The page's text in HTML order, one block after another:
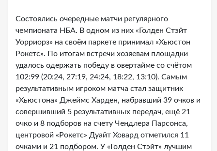
Состоялись очередные матчи регулярного
чемпионата НБА. В одном из них «Голден Стэйт
Уорриорз» на своём паркете принимал «Хьюстон
Рокетс». По итогам встречи хозяевам площадки
удалось одержать победу в овертайме со счётом
102:99 (20:24, 27:19, 24:24, 18:22, 13:10). Самым
результативным игроком матча стал защитник
«Хьюстона» Джеймс Харден, набравший 39 очков и
совершивший 5 результативных передач, ещё 21
очко и 8 подборов на счету Чендлера Парсонса,
центровой «Рокетс» Дуайт Ховард отметился 11
очками и 21 подбором. У «Голден Стэйт» лучшим